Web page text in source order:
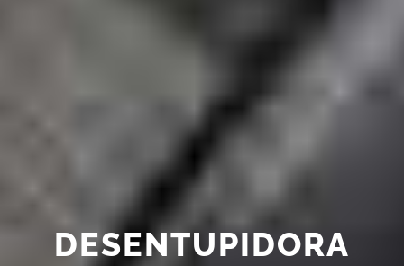
DESENTUPIDORA